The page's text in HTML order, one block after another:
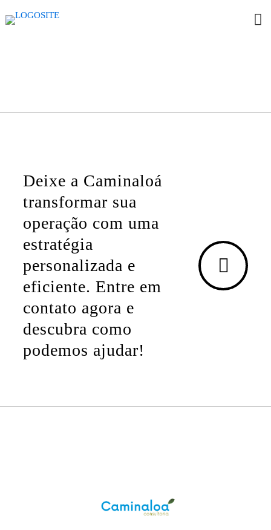
Deixe a Caminaloá
transformar sua
operação com uma
estratégia
personalizada e
eficiente. Entre em
contato agora e
descubra como
podemos ajudar!